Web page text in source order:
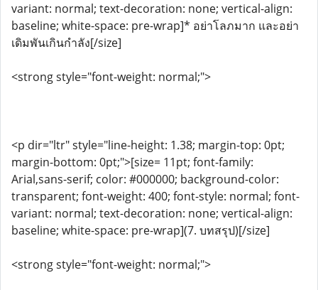
variant: normal; text-decoration: none; vertical-align:
baseline; white-space: pre-wrap]* อย่าโลภมาก และอย่า
เดิมพันเกินกำลัง[/size]
<strong style="font-weight: normal;">
<p dir="ltr" style="line-height: 1.38; margin-top: 0pt;
margin-bottom: 0pt;">[size= 11pt; font-family:
Arial,sans-serif; color: #000000; background-color:
transparent; font-weight: 400; font-style: normal; font-
variant: normal; text-decoration: none; vertical-align:
baseline; white-space: pre-wrap](7. บทสรุป)[/size]
<strong style="font-weight: normal;">